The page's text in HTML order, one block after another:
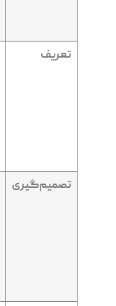
تعریف
تصمیم‌گیری